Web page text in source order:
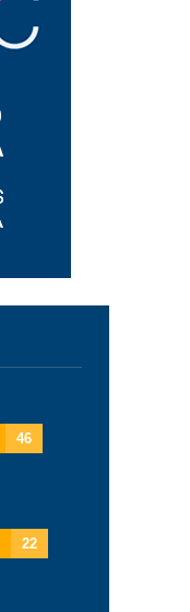
46
22